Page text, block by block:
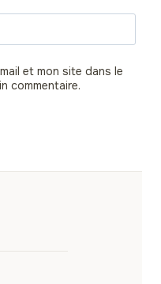
et mon site dans le
commentaire.